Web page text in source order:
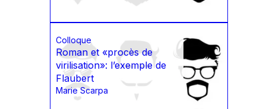
Colloque
Roman et «procès de
virilisation»: l’exemple de
Flaubert
Marie Scarpa